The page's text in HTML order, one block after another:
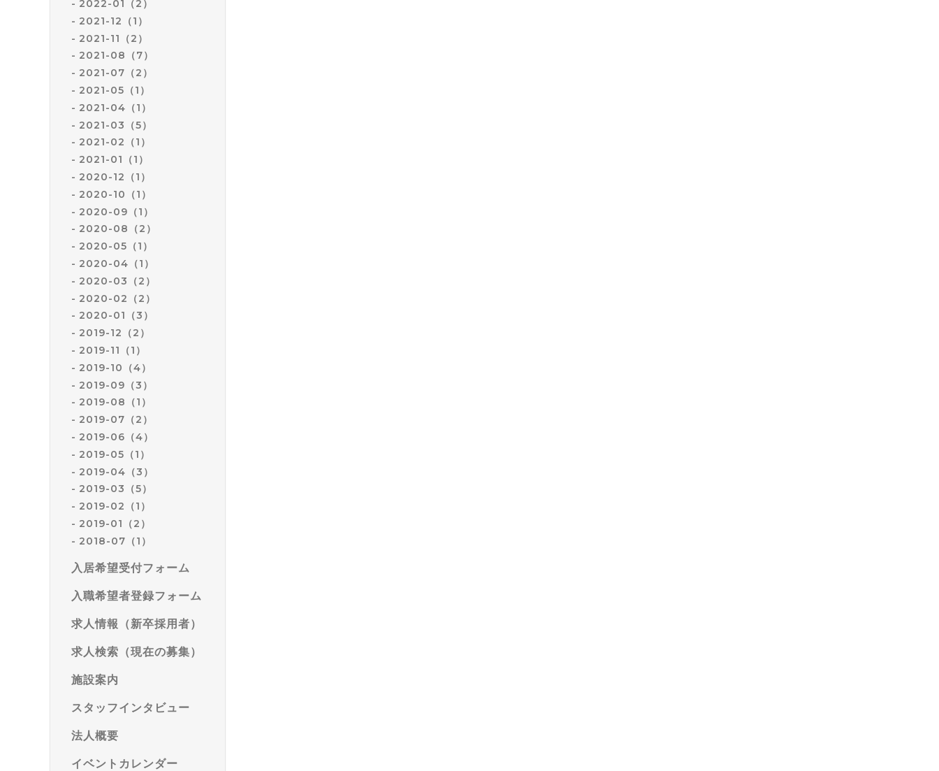
2022-01（2）
2021-12（1）
2021-11（2）
2021-08（7）
2021-07（2）
2021-05（1）
2021-04（1）
2021-03（5）
2021-02（1）
2021-01（1）
2020-12（1）
2020-10（1）
2020-09（1）
2020-08（2）
2020-05（1）
2020-04（1）
2020-03（2）
2020-02（2）
2020-01（3）
2019-12（2）
2019-11（1）
2019-10（4）
2019-09（3）
2019-08（1）
2019-07（2）
2019-06（4）
2019-05（1）
2019-04（3）
2019-03（5）
2019-02（1）
2019-01（2）
2018-07（1）
入居希望受付フォーム
入職希望者登録フォーム
求人情報（新卒採用者）
求人検索（現在の募集）
施設案内
スタッフインタビュー
法人概要
イベントカレンダー